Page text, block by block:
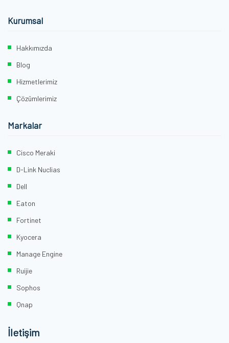
Kurumsal
Hakkımızda
Blog
Hizmetlerimiz
Çözümlerimiz
Markalar
Cisco Meraki
D-Link Nuclias
Dell
Eaton
Fortinet
Kyocera
Manage Engine
Ruijie
Sophos
Qnap
İletişim